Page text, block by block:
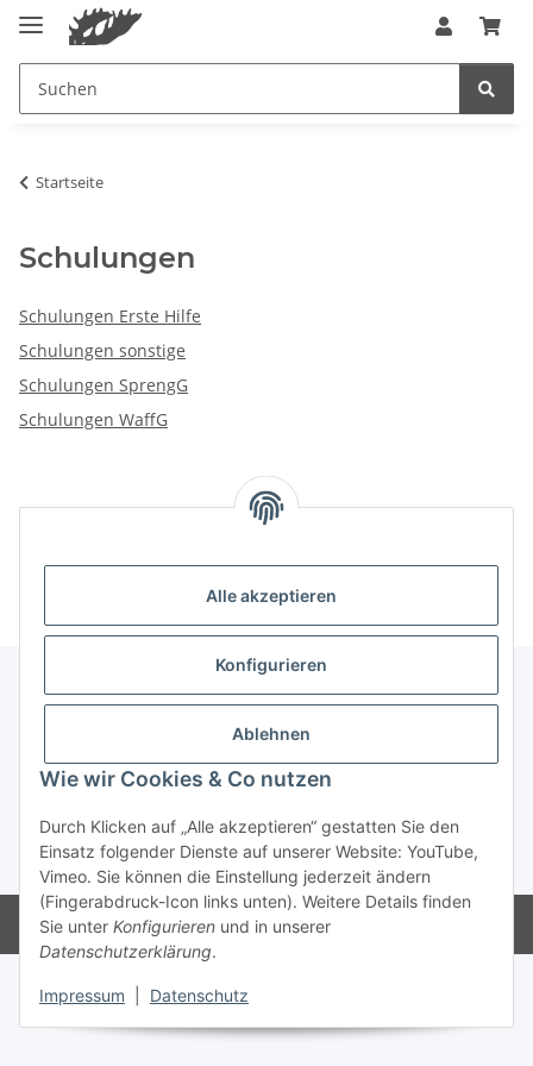
Alle akzeptieren
Konfigurieren
Ablehnen
Wie wir Cookies & Co nutzen
Durch Klicken auf „Alle akzeptieren“ gestatten Sie den
Einsatz folgender Dienste auf unserer Website: YouTube,
Vimeo. Sie können die Einstellung jederzeit ändern
(Fingerabdruck-Icon links unten). Weitere Details finden
Sie unter Konfigurieren und in unserer
Datenschutzerklärung.
Impressum Datenschutz
Startseite
Schulungen
Schulungen Erste Hilfe
Schulungen sonstige
Schulungen SprengG
Schulungen WaffG
* Alle Preise inkl. gesetzlicher USt., zzgl.Versand
Powered byJTL-Shop